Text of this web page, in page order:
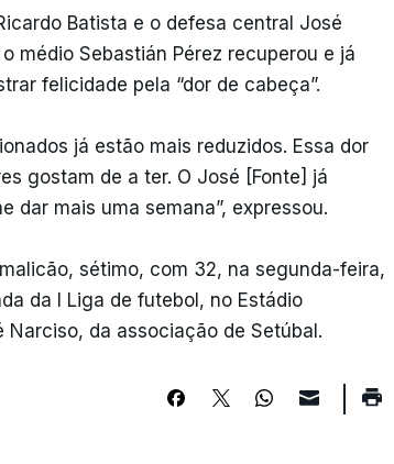
Batista e o defesa central José
médio Sebastián Pérez recuperou e já
felicidade pela “dor de cabeça”.
já estão mais reduzidos. Essa dor
gostam de a ter. O José [Fonte] já
dar mais uma semana”, expressou.
sétimo, com 32, na segunda-feira,
da I Liga de futebol, no Estádio
da associação de Setúbal.